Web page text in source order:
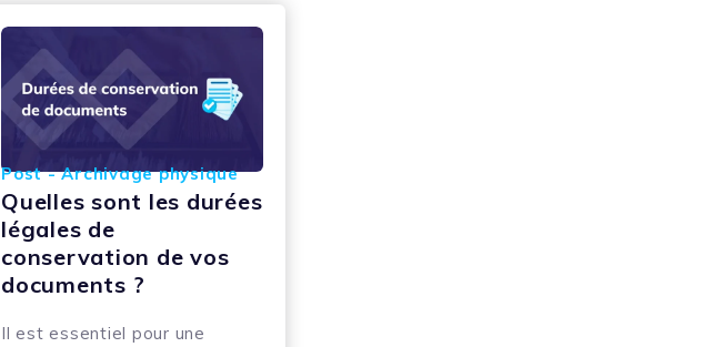
Post - Archivage physique
Quelles sont les durées
légales de
conservation de vos
documents ?
Il est essentiel pour une